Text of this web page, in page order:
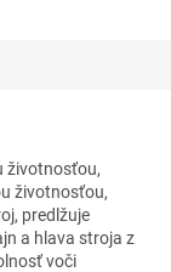
životnosťou,
životnosťou,
predlžuje
a hlava stroja z
voči